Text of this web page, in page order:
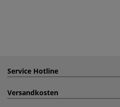
Service Hotline
Versandkosten